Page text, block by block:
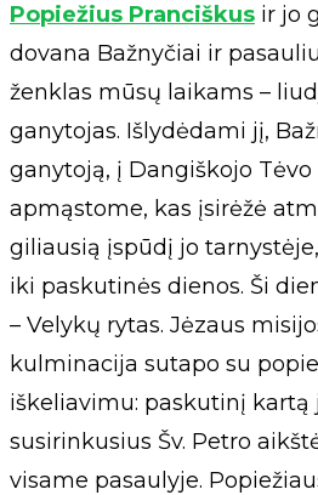
Popiežius Pranciškus ir jo
dovana Bažnyčiai ir
ženklas mūsų laikams –
ganytojas. Išlydėdami jį,
ganytoją, į Dangiškojo
apmąstome, kas įsirėžė
giliausią įspūdį jo
iki paskutinės dienos. Ši
– Velykų rytas. Jėzaus
kulminacija sutapo su
iškeliavimu: paskutinį kartą
susirinkusius Šv. Petro
visame pasaulyje.